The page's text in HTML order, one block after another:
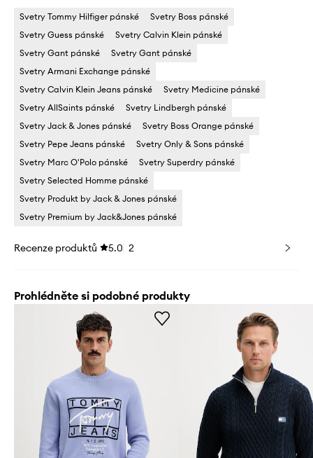
Svetry Tommy Hilfiger pánské
Svetry Boss pánské
Svetry Guess pánské
Svetry Calvin Klein pánské
Svetry Gant pánské
Svetry Gant pánské
Svetry Armani Exchange pánské
Svetry Calvin Klein Jeans pánské
Svetry Medicine pánské
Svetry AllSaints pánské
Svetry Lindbergh pánské
Svetry Jack & Jones pánské
Svetry Boss Orange pánské
Svetry Pepe Jeans pánské
Svetry Only & Sons pánské
Svetry Marc O'Polo pánské
Svetry Superdry pánské
Svetry Selected Homme pánské
Svetry Produkt by Jack & Jones pánské
Svetry Premium by Jack&Jones pánské
Recenze produktů 5.0 2
Prohlédněte si podobné produkty